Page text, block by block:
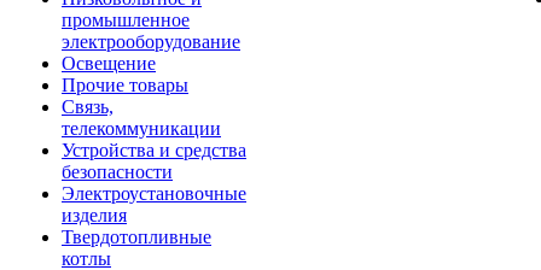
промышленное
электрооборудование
Освещение
Прочие товары
Связь,
телекоммуникации
Устройства и средства
безопасности
Электроустановочные
изделия
Твердотопливные
котлы